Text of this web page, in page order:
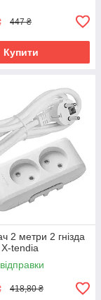
447 ₴
Купити
2 метри 2 гнізда
tendia
418,80 ₴